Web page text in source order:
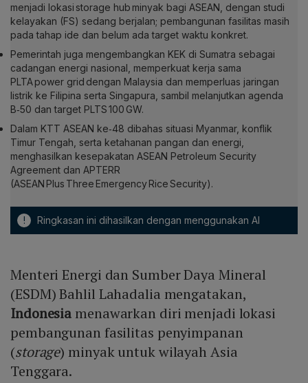
menjadi lokasi storage hub minyak bagi ASEAN, dengan studi
kelayakan (FS) sedang berjalan; pembangunan fasilitas masih
pada tahap ide dan belum ada target waktu konkret.
Pemerintah juga mengembangkan KEK di Sumatra sebagai
cadangan energi nasional, memperkuat kerja sama
PLTA power grid dengan Malaysia dan memperluas jaringan
listrik ke Filipina serta Singapura, sambil melanjutkan agenda
B‑50 dan target PLTS 100 GW.
Dalam KTT ASEAN ke‑48 dibahas situasi Myanmar, konflik
Timur Tengah, serta ketahanan pangan dan energi,
menghasilkan kesepakatan ASEAN Petroleum Security
Agreement dan APTERR
(ASEAN Plus Three Emergency Rice Security).
! Ringkasan ini dihasilkan dengan menggunakan AI
Menteri Energi dan Sumber Daya Mineral
(ESDM) Bahlil Lahadalia mengatakan,
Indonesia menawarkan diri menjadi lokasi
pembangunan fasilitas penyimpanan
(storage) minyak untuk wilayah Asia
Tenggara.